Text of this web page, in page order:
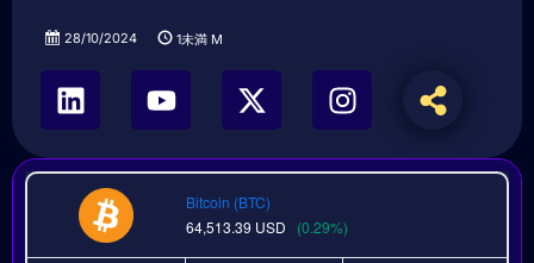
28/10/2024 1未満 M
Bitcoin (BTC)
64,513.39 USD (0.29%)